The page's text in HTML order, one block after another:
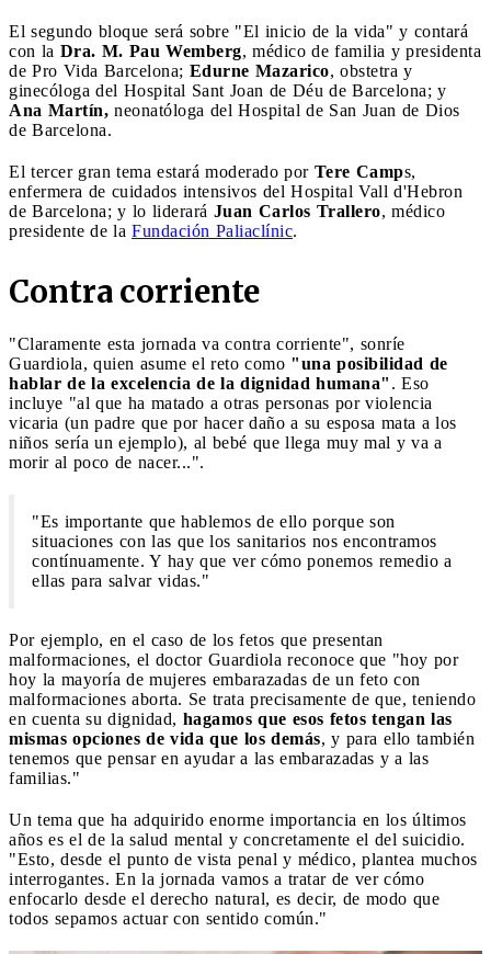
El segundo bloque será sobre "El inicio de la vida" y contará
con la Dra. M. Pau Wemberg, médico de familia y presidenta
de Pro Vida Barcelona; Edurne Mazarico, obstetra y
ginecóloga del Hospital Sant Joan de Déu de Barcelona; y
Ana Martín, neonatóloga del Hospital de San Juan de Dios
de Barcelona.
El tercer gran tema estará moderado por Tere Camps,
enfermera de cuidados intensivos del Hospital Vall d'Hebron
de Barcelona; y lo liderará Juan Carlos Trallero, médico
presidente de la Fundación Paliaclínic.
Contra corriente
"Claramente esta jornada va contra corriente", sonríe
Guardiola, quien asume el reto como "una posibilidad de
hablar de la excelencia de la dignidad humana" . Eso
incluye "al que ha matado a otras personas por violencia
vicaria (un padre que por hacer daño a su esposa mata a los
niños sería un ejemplo), al bebé que llega muy mal y va a
morir al poco de nacer...".
"Es importante que hablemos de ello porque son
situaciones con las que los sanitarios nos encontramos
contínuamente. Y hay que ver cómo ponemos remedio a
ellas para salvar vidas."
Por ejemplo, en el caso de los fetos que presentan
malformaciones, el doctor Guardiola reconoce que "hoy por
hoy la mayoría de mujeres embarazadas de un feto con
malformaciones aborta. Se trata precisamente de que, teniendo
en cuenta su dignidad, hagamos que esos fetos tengan las
mismas opciones de vida que los demás, y para ello también
tenemos que pensar en ayudar a las embarazadas y a las
familias."
Un tema que ha adquirido enorme importancia en los últimos
años es el de la salud mental y concretamente el del suicidio.
"Esto, desde el punto de vista penal y médico, plantea muchos
interrogantes. En la jornada vamos a tratar de ver cómo
enfocarlo desde el derecho natural, es decir, de modo que
todos sepamos actuar con sentido común."